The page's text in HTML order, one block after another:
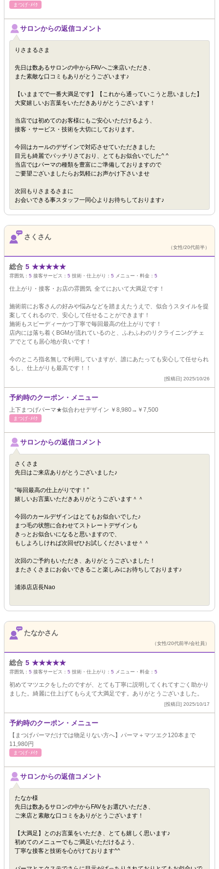
まつげ･ﾒｲｸ
サロンからの返信コメント
りさまるさま
先日は数あるサロンの中からFAVへご来店いただき、
また素敵な口コミもありがとうございます♪
【いままでで一番大満足です】【これから通っていこうと思いました】
大変嬉しいお言葉をいただきありがとうございます！
当店では初めてのお客様にもご安心いただけるよう、
接客・サービス・技術を大切にしております。
今回はカールのデザインで対応させていただきました
目元も綺麗でパッチリさており、とてもお似合いでした^ ^
当店ではパーマの種類を豊富にご準備しておりますので
ご要望ございましたらお気軽にお声かけ下さいませ
次回もりさまるさまに
お会いできる事スタッフ一同心よりお待ちしております♪
さくさん
（女性/20代前半）
総合 5 ★★★★★
雰囲気： 5 接客サービス： 5 技術・仕上がり： 5 メニュー・料金： 5
仕上がり・接客・お店の雰囲気 全てにおいて大満足です！
施術前にお客さんの好みや悩みなどを踏まえたうえで、似合うスタイルを提
案してくれるので、安心して任せることができます！
施術もスピーディーかつ丁寧で毎回最高の仕上がりです！
店内には落ち着くBGMが流れているのと、ふわふわのリクライニングチェ
アでとても居心地が良いです！
今のところ指名無しで利用していますが、誰にあたっても安心して任せられ
るし、仕上がりも最高です！！
[投稿日] 2025/10/26
予約時のクーポン・メニュー
上下まつげパーマ★似合わせデザイン ￥8,980→￥7,500
まつげ･ﾒｲｸ
サロンからの返信コメント
さくさま
先日はご来店ありがとうございました♪
“毎回最高の仕上がりです！”
嬉しいお言葉いただきありがとうございます＾＾
今回のカールデザインはとてもお似合いでした♪
まつ毛の状態に合わせてストレートデザインも
きっとお似合いになると思いますので、
もしよろしければ次回ぜひお試しくださいませ＾＾
次回のご予約もいただき、ありがとうございました！
またさくさまにお会いできること楽しみにお待ちしております♪
浦添店店長Nao
たなかさん
（女性/20代前半/会社員）
総合 5 ★★★★★
雰囲気： 5 接客サービス： 5 技術・仕上がり： 5 メニュー・料金： 5
初めてマツエクをしたのですが、とても丁寧に説明してくれてすごく助かり
ました。綺麗に仕上げてもらえて大満足です。ありがとうございました。
[投稿日] 2025/10/17
予約時のクーポン・メニュー
【まつげパーマだけでは物足りない方へ】パーマ＋マツエク120本まで
11,980円
まつげ･ﾒｲｸ
サロンからの返信コメント
たなか様
先日は数あるサロンの中からFAVをお選びいただき、
ご来店と素敵な口コミをありがとうございます！
【大満足】とのお言葉をいただき、とても嬉しく思います♪
初めてのメニューでもご満足いただけるよう、
丁寧な接客と技術を心がけております^^